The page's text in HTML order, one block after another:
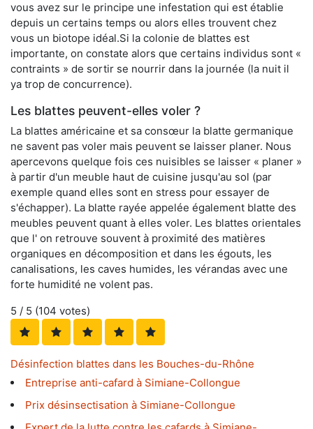
vous avez sur le principe une infestation qui est établie
depuis un certains temps ou alors elles trouvent chez
vous un biotope idéal.Si la colonie de blattes est
importante, on constate alors que certains individus sont «
contraints » de sortir se nourrir dans la journée (la nuit il
ya trop de concurrence).
Les blattes peuvent-elles voler ?
La blattes américaine et sa consœur la blatte germanique
ne savent pas voler mais peuvent se laisser planer. Nous
apercevons quelque fois ces nuisibles se laisser « planer »
à partir d'un meuble haut de cuisine jusqu'au sol (par
exemple quand elles sont en stress pour essayer de
s'échapper). La blatte rayée appelée également blatte des
meubles peuvent quant à elles voler. Les blattes orientales
que l' on retrouve souvent à proximité des matières
organiques en décomposition et dans les égouts, les
canalisations, les caves humides, les vérandas avec une
forte humidité ne volent pas.
5 / 5 (104 votes)
Désinfection blattes dans les Bouches-du-Rhône
Entreprise anti-cafard à Simiane-Collongue
Prix désinsectisation à Simiane-Collongue